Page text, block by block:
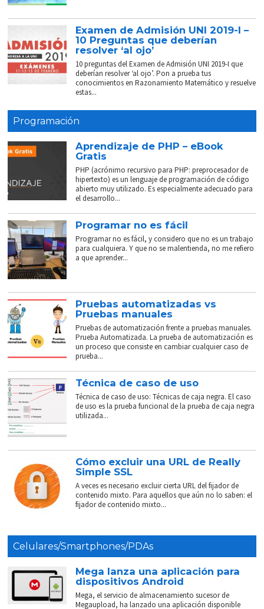
Examen de Admisión UNI 2019-I –
10 Preguntas que deberían
resolver ‘al ojo’
10 preguntas del Examen de Admisión UNI 2019-I que
deberían resolver ‘al ojo’. Pon a prueba tus
conocimientos en Razonamiento Matemático y resuelve
estas...
Programación
Aprendizaje de PHP – eBook
Gratis
PHP (acrónimo recursivo para PHP: preprocesador de
hipertexto) es un lenguaje de programación de código
abierto muy utilizado. Es especialmente adecuado para
el desarrollo...
Programar no es fácil
Programar no es fácil, y considero que no es un trabajo
para cualquiera. Y que no se malentienda, no me refiero
a que aprender...
Pruebas automatizadas vs
Pruebas manuales
Pruebas de automatización frente a pruebas manuales.
Prueba Automatizada. La prueba de automatización es
un proceso que consiste en cambiar cualquier caso de
prueba...
Técnica de caso de uso
Técnica de caso de uso: Técnicas de caja negra. El caso
de uso es la prueba funcional de la prueba de caja negra
utilizada...
Cómo excluir una URL de Really
Simple SSL
A veces es necesario excluir cierta URL del fijador de
contenido mixto. Para aquellos que aún no lo saben: el
fijador de contenido mixto...
Celulares/Smartphones/PDAs
Mega lanza una aplicación para
dispositivos Android
Mega, el servicio de almacenamiento sucesor de
Megaupload, ha lanzado una aplicación disponible